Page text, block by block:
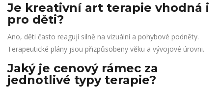
Je kreativní art terapie vhodná i
pro děti?
Ano, děti často reagují silně na vizuální a pohybové podněty.
Terapeutické plány jsou přizpůsobeny věku a vývojové úrovni.
Jaký je cenový rámec za
jednotlivé typy terapie?